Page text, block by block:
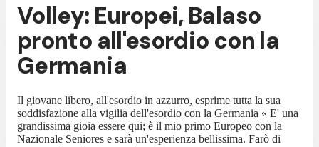
Volley: Europei, Balaso
pronto all'esordio con la
Germania
Il giovane libero, all'esordio in azzurro, esprime tutta la sua
soddisfazione alla vigilia dell'esordio con la Germania « E' una
grandissima gioia essere qui; è il mio primo Europeo con la
Nazionale Seniores e sarà un'esperienza bellissima. Farò di